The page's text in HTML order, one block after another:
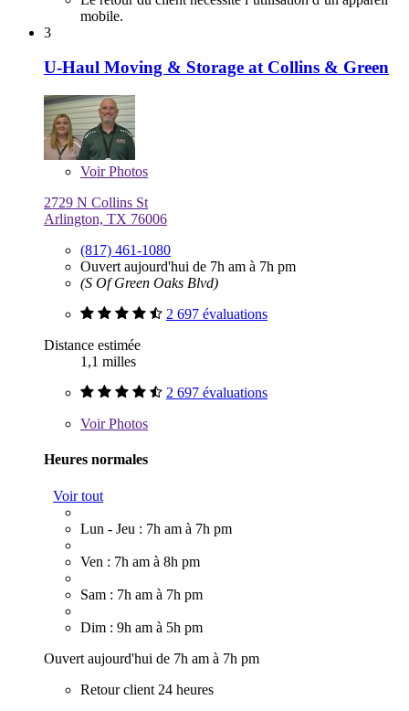
mobile.
3
U-Haul Moving & Storage at Collins & Green
VoirPhotos
2729 N Collins St
Arlington, TX 76006
(817) 461-1080
Ouvert aujourd'hui de 7h am à 7h pm
(S Of Green Oaks Blvd)
2 697 évaluations
Distance estimée
1,1 milles
2 697 évaluations
VoirPhotos
Heures normales
Voir tout
Lun - Jeu : 7h am à 7h pm
Ven : 7h am à 8h pm
Sam : 7h am à 7h pm
Dim : 9h am à 5h pm
Ouvert aujourd'hui de 7h am à 7h pm
Retour client 24 heures